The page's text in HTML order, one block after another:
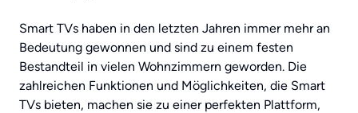
Smart TVs haben in den letzten Jahren immer mehr an
Bedeutung gewonnen und sind zu einem festen
Bestandteil in vielen Wohnzimmern geworden. Die
zahlreichen Funktionen und Möglichkeiten, die Smart
TVs bieten, machen sie zu einer perfekten Plattform,